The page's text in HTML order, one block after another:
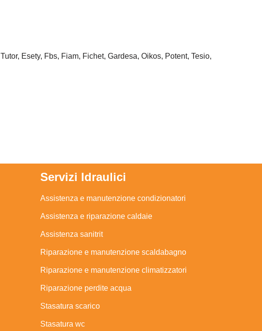
Esety, Fbs, Fiam, Fichet, Gardesa, Oikos, Potent, Tesio,
Servizi Idraulici
Assistenza e manutenzione condizionatori
Assistenza e riparazione caldaie
Assistenza sanitrit
Riparazione e manutenzione scaldabagno
Riparazione e manutenzione climatizzatori
Riparazione perdite acqua
Stasatura scarico
Stasatura wc